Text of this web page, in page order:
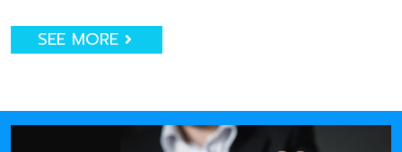
SEE MORE